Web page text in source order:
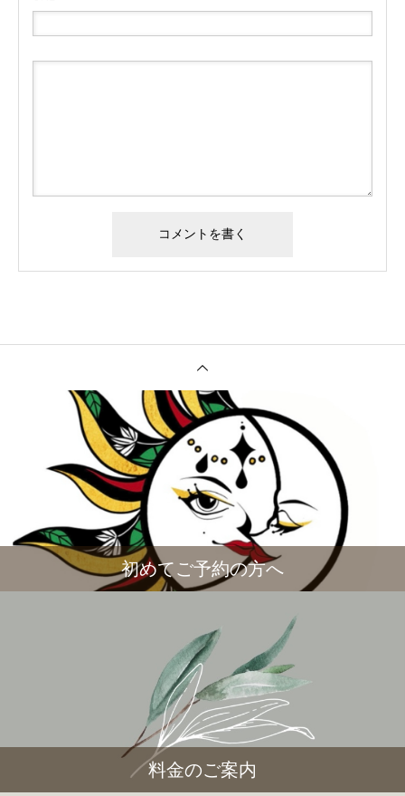
初めてご予約の方へ
料金のご案内